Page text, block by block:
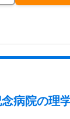
病院の理